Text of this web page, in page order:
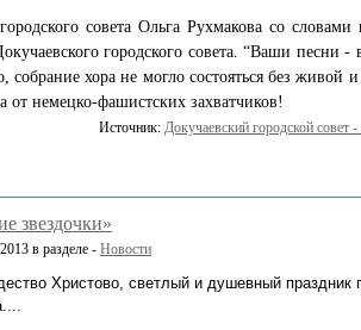
совета Ольга Рухмакова со словами
городского совета. “Ваши песни -
хора не могло состояться без живой
от немецко-фашистских захватчиков!
Источник: Докучаевский городской совет
звездочки»
в разделе - Новости
Христово, светлый и душевный праздник